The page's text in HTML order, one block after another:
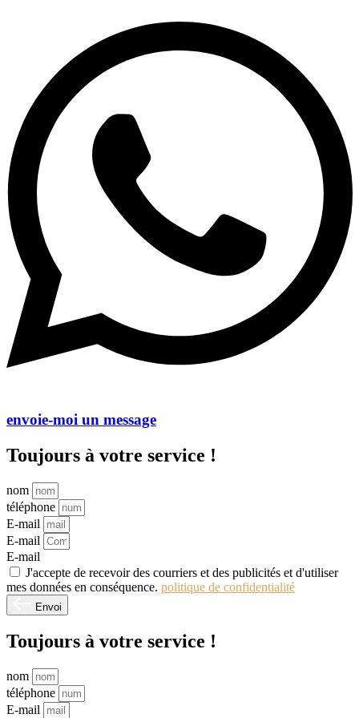
envoie-moi un message
Toujours à votre service !
nom
téléphone
E-mail
E-mail
E-mail
J'accepte de recevoir des courriers et des publicités et d'utiliser
mes données en conséquence. politique de confidentialité
Envoi
Toujours à votre service !
nom
téléphone
E-mail